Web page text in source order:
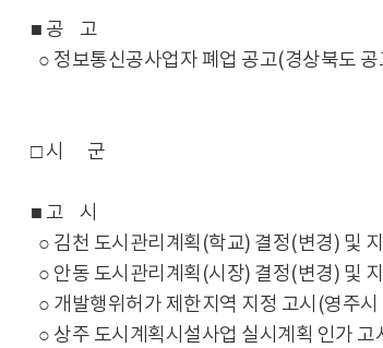
■ 공 고
○ 정보통신공사업자 폐업 공고(경상북도
□ 시 군
■ 고 시
○ 김천 도시관리계획(학교) 결정(변경) 및
○ 안동 도시관리계획(시장) 결정(변경) 및
○ 개발행위허가 제한지역 지정 고시(영주
○ 상주 도시계획시설사업 실시계획 인가